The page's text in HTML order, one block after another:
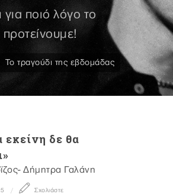
για ποιό λόγο το
προτείνουμε!
Το τραγούδι της εβδομάδας
εκείνη δε θα
Δήμητρα Γαλάνη
Σχολιάστε